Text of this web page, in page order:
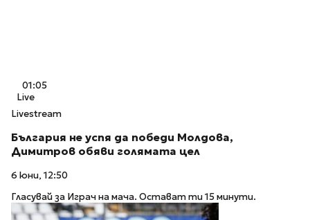
01:05
Live
Livestream
България не успя да победи Молдова,
Димитров обяви голямата цел
6 юни, 12:50
Гласувай за Играч на мача. Остават ти 15 минути.